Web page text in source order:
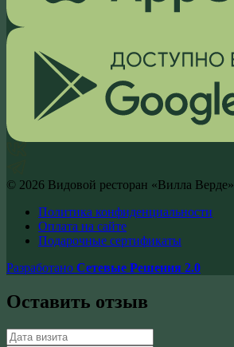
© 2026 Видовой ресторан «Вилла Верде»
Политика конфиденциальности
Оплата на сайте
Подарочные сертификаты
Разработано Сетевые Решения 2.0
Оставить отзыв